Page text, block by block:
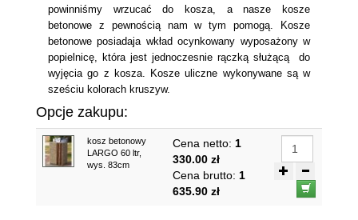
powinniśmy wrzucać do kosza, a nasze kosze
betonowe z pewnością nam w tym pomogą. Kosze
betonowe posiadaja wkład ocynkowany wyposażony w
popielnicę, która jest jednoczesnie rączką służącą do
wyjęcia go z kosza. Ko­sze ulicz­ne wy­ko­ny­wa­ne są w
sześciu ko­lo­rach kru­szyw.
Opcje zakupu:
kosz betonowy
LARGO 60 ltr,
wys. 83cm
Cena netto: 1
330.00 zł
Cena brutto: 1
635.90 zł